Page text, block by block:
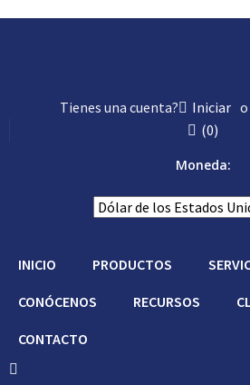
Tienes una cuenta? Iniciar o
(0)
Moneda:
INICIO PRODUCTOS
CONÓCENOS RECURSOS
CONTACTO